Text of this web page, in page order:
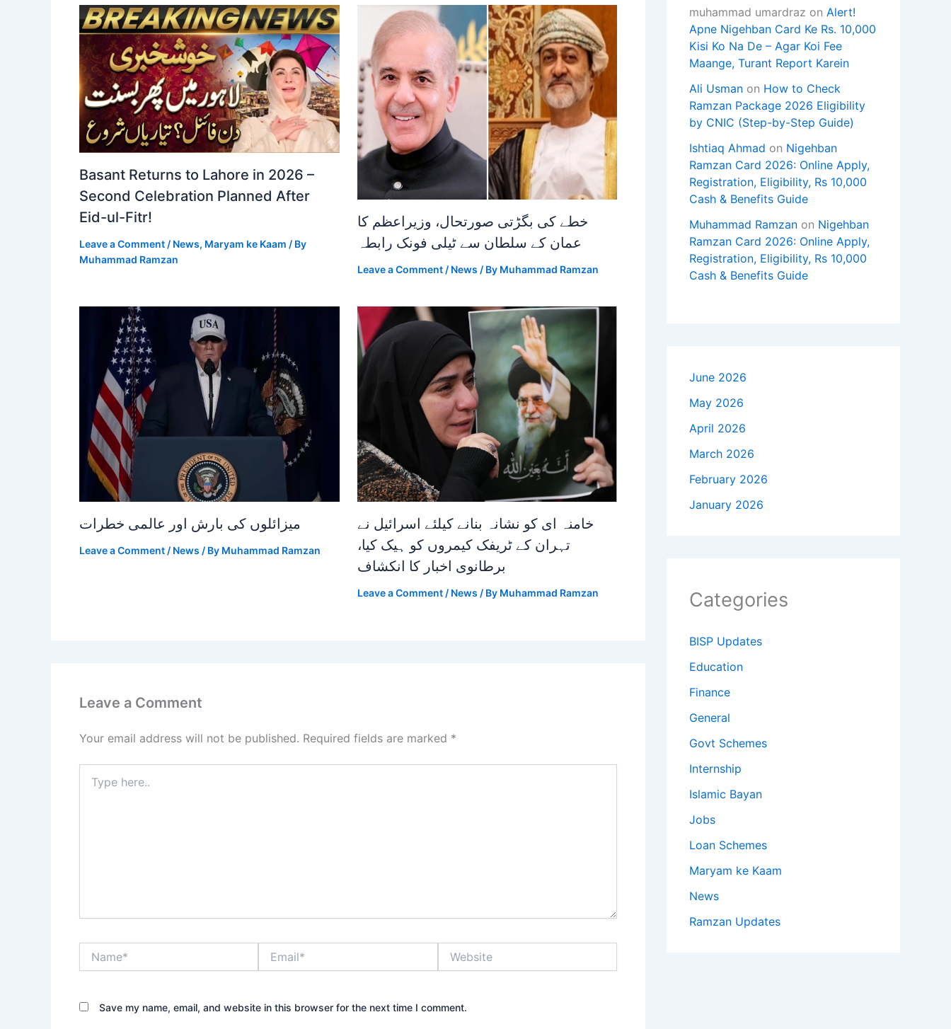
Basant Returns to Lahore in 2026 –
Second Celebration Planned After
Eid-ul-Fitr!
Leave a Comment / News, Maryam ke Kaam / By
Muhammad Ramzan
خطے کی بگڑتی صورتحال، وزیراعظم کا
عمان کے سلطان سے ٹیلی فونک رابطہ
Leave a Comment / News / By Muhammad Ramzan
میزائلوں کی بارش اور عالمی خطرات
Leave a Comment / News / By Muhammad Ramzan
خامنہ ای کو نشانہ بنانے کیلئے اسرائیل نے
تہران کے ٹریفک کیمروں کو ہیک کیا،
برطانوی اخبار کا انکشاف
Leave a Comment / News / By Muhammad Ramzan
Leave a Comment
Your email address will not be published. Required fields are marked *
here..
Save my name, email, and website in this browser for the next time I comment.
muhammad umardraz on Alert!
Apne Nigehban Card Ke Rs. 10,000
Kisi Ko Na De – Agar Koi Fee
Maange, Turant Report Karein
Ali Usman on How to Check
Ramzan Package 2026 Eligibility
by CNIC (Step-by-Step Guide)
Ishtiaq Ahmad on Nigehban
Ramzan Card 2026: Online Apply,
Registration, Eligibility, Rs 10,000
Cash & Benefits Guide
Muhammad Ramzan on Nigehban
Ramzan Card 2026: Online Apply,
Registration, Eligibility, Rs 10,000
Cash & Benefits Guide
June 2026
May 2026
April 2026
March 2026
February 2026
January 2026
Categories
BISP Updates
Education
Finance
General
Govt Schemes
Internship
Islamic Bayan
Jobs
Loan Schemes
Maryam ke Kaam
News
Ramzan Updates